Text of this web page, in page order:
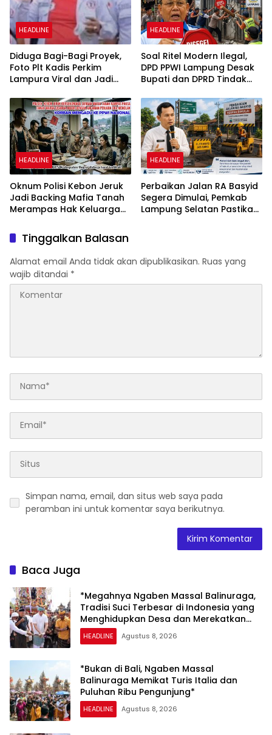
HEADLINE
Diduga Bagi-Bagi Proyek,
Foto Plt Kadis Perkim
Lampura Viral dan Jadi
Netizen
HEADLINE
Soal Ritel Modern Ilegal,
DPD PPWI Lampung Desak
Bupati dan DPRD Tindak
No 02/2016
HEADLINE
Oknum Polisi Kebon Jeruk
Jadi Backing Mafia Tanah
Merampas Hak Keluarga
Sutarman
HEADLINE
Perbaikan Jalan RA Basyid
Segera Dimulai, Pemkab
Lampung Selatan Pastikan
Tinggalkan Balasan
Alamat email Anda tidak akan dipublikasikan. Ruas yang
wajib ditandai *
Simpan nama, email, dan situs web saya pada
peramban ini untuk komentar saya berikutnya.
Baca Juga
*Megahnya Ngaben Massal Balinuraga,
Tradisi Suci Terbesar di Indonesia yang
Menghidupkan Desa dan Merekatkan
Ikatan Keluarga*
HEADLINE Agustus 8, 2026
*Bukan di Bali, Ngaben Massal
Balinuraga Memikat Turis Italia dan
Puluhan Ribu Pengunjung*
HEADLINE Agustus 8, 2026